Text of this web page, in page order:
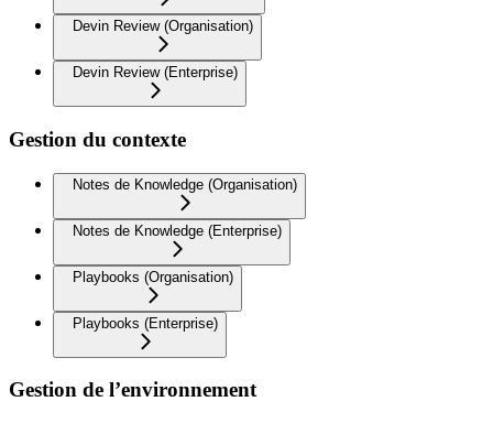
Devin Review (Organisation)
Devin Review (Enterprise)
Gestion du contexte
Notes de Knowledge (Organisation)
Notes de Knowledge (Enterprise)
Playbooks (Organisation)
Playbooks (Enterprise)
Gestion de l’environnement